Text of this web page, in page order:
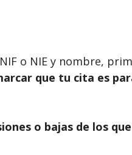
o NIE y nombre,
que tu cita es
o bajas de los que